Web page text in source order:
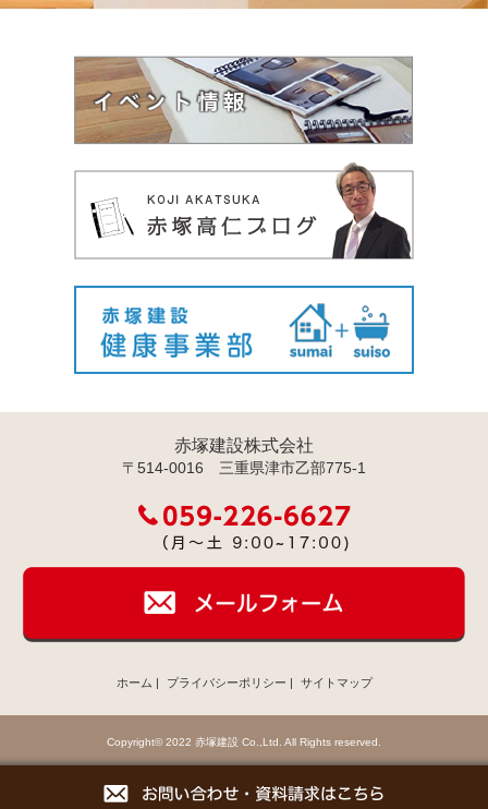
赤塚建設株式会社
〒514-0016 三重県津市乙部775-1
ホーム | プライバシーポリシー | サイトマップ
Copyright© 2022 赤塚建設 Co.,Ltd. All Rights reserved.